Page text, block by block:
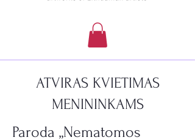
ATVIRAS KVIETIMAS
MENININKAMS
Paroda „Nematomos